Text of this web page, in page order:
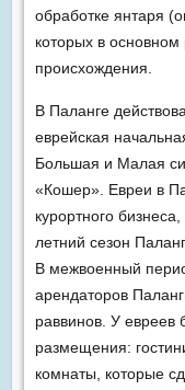
обработке янтаря
которых в основном
происхождения.
В Паланге
еврейская
Большая и Малая
«Кошер». Евреи в
курортного
летний сезон
В межвоенный
арендаторов
раввинов. У
размещения:
комнаты, которые